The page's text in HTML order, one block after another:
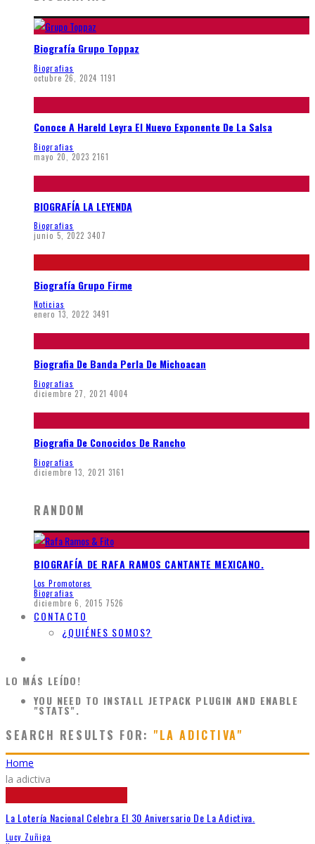
Biografía Grupo Toppaz
Biografias
octubre 26, 2024 1191
Conoce A Hareld Leyra El Nuevo Exponente De La Salsa
Biografias
mayo 20, 2023 2161
BIOGRAFÍA LA LEYENDA
Biografias
junio 5, 2022 3407
Biografía Grupo Firme
Noticias
enero 13, 2022 3491
Biografia De Banda Perla De Michoacan
Biografias
diciembre 27, 2021 4004
Biografia De Conocidos De Rancho
Biografias
diciembre 13, 2021 3161
RANDOM
BIOGRAFÍA DE RAFA RAMOS CANTANTE MEXICANO.
Los Promotores
Biografias
diciembre 6, 2015 7526
CONTACTO
¿QUIÉNES SOMOS?
LO MÁS LEÍDO!
YOU NEED TO INSTALL JETPACK PLUGIN AND ENABLE
"STATS".
SEARCH RESULTS FOR: "LA ADICTIVA"
Home
la adictiva
La Lotería Nacional Celebra El 30 Aniversario De La Adictiva.
Lucy Zuñiga